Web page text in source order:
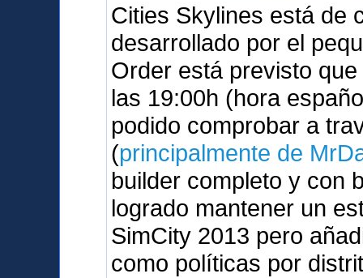
Cities Skylines está de
desarrollado por el
Order está previsto
las 19:00h (hora
podido comprobar a
(principalmente de
builder completo y con
logrado mantener un
SimCity 2013 pero
como políticas por